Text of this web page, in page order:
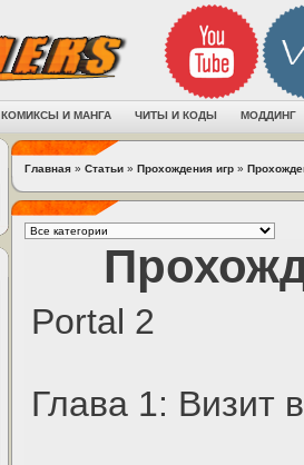
КОМИКСЫ И МАНГА ЧИТЫ И КОДЫ МОДДИНГ
Главная » Статьи » Прохождения игр »
Portal 2
Глава 1: Визит